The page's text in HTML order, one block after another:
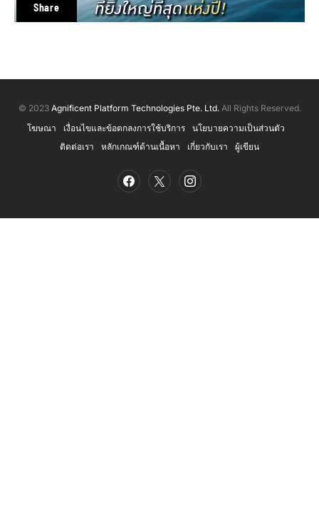
Share
© 2023 Agnificent Platform Technologies Pte. Ltd. All Rights Reserved.
โฆษณา เงื่อนไขและข้อตกลงการใช้บริการ
นโยบายความเป็นส่วนตัว
ติดต่อเรา
หลักเกณฑ์ด้านเนื้อหา เกี่ยวกับเรา ผู้เขียน